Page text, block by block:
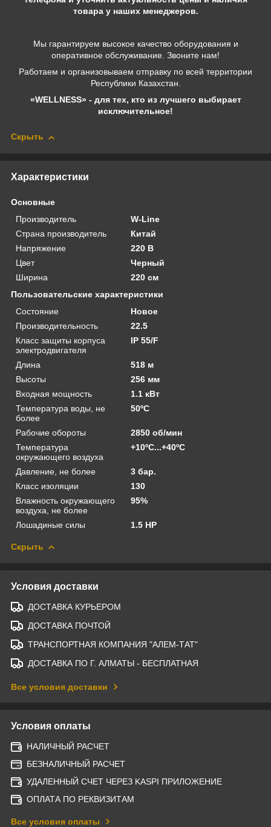
товара у наших менеджеров.
Мы гарантируем высокое качество оборудования и
оперативное обслуживание. Звоните нам!
Работаем и организовываем отправку по всей территории
Республики Казахстан.
«WELLNESS» - для тех, кто из лучшего выбирает
исключительное!
Скрыть
Характеристики
Основные
Производитель
W-Line
Страна производитель
Китай
Напряжение
220 В
Цвет
Черный
Ширина
220 см
Пользовательские характеристики
Состояние
Новое
Производительность
22.5
Класс защиты корпуса
электродвигателя
IP 55/F
Длина
518 м
Высоты
256 мм
Входная мощность
1.1 кВт
Температура воды, не
более
50ºС
Рабочие обороты
2850 об/мин
Температура
окружающего воздуха
+10ºС...+40ºС
Давление, не более
3 бар.
Класс изоляции
130
Влажность окружающего
воздуха, не более
95%
Лошадиные силы 1.5 HP
Скрыть
Условия доставки
ДОСТАВКА КУРЬЕРОМ
ДОСТАВКА ПОЧТОЙ
ТРАНСПОРТНАЯ КОМПАНИЯ "АЛЕМ-ТАТ"
ДОСТАВКА ПО Г. АЛМАТЫ - БЕСПЛАТНАЯ
Все условия доставки
Условия оплаты
НАЛИЧНЫЙ РАСЧЕТ
БЕЗНАЛИЧНЫЙ РАСЧЕТ
УДАЛЕННЫЙ СЧЕТ ЧЕРЕЗ KASPI ПРИЛОЖЕНИЕ
ОПЛАТА ПО РЕКВИЗИТАМ
Все условия оплаты